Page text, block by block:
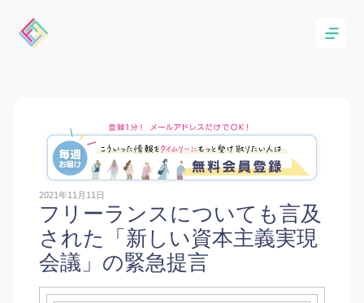
2021年11月11日
フリーランスについても言及
された「新しい資本主義実現
会議」の緊急提言